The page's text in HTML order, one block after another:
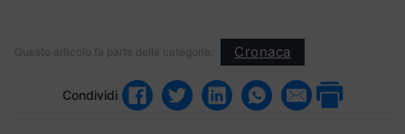
Questo articolo fa parte delle categorie: Cronaca
Condividi